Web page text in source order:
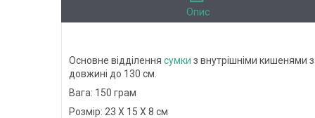
Опис
Основне відділення сумки з внутрішніми кишенями
довжині до 130 см.
Вага: 150 грам
Розмір: 23 Х 15 Х 8 см